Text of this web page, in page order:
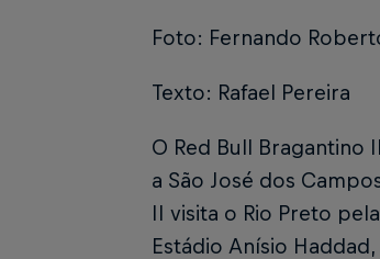
Foto: Fernando
Texto: Rafael Pereira
O Red Bull Bragantino
a São José dos
II visita o Rio Preto
Estádio Anísio